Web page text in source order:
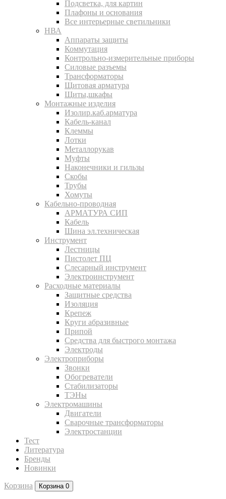
Подсветка, для картин
Плафоны и основания
Все интерьерные светильники
НВА
Аппараты защиты
Коммутация
Контрольно-измерительные приборы
Силовые разъемы
Трансформаторы
Щитовая арматура
Щиты,шкафы
Монтажные изделия
Изолир.каб.арматура
Кабель-канал
Клеммы
Лотки
Металлорукав
Муфты
Наконечники и гильзы
Скобы
Трубы
Хомуты
Кабельно-проводная
АРМАТУРА СИП
Кабель
Шина эл.техническая
Инструмент
Лестницы
Пистолет ПЦ
Слесарный инструмент
Электроинструмент
Расходные материалы
Защитные средства
Изоляция
Крепеж
Круги абразивные
Припой
Средства для быстрого монтажа
Электроды
Электроприборы
Звонки
Обогреватели
Стабилизаторы
ТЭНы
Электромашины
Двигатели
Сварочные трансформаторы
Электростанции
Тест
Литература
Бренды
Новинки
Корзина Корзина 0